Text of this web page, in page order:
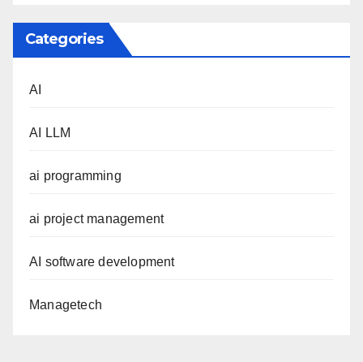
Categories
AI
AI LLM
ai programming
ai project management
AI software development
Managetech